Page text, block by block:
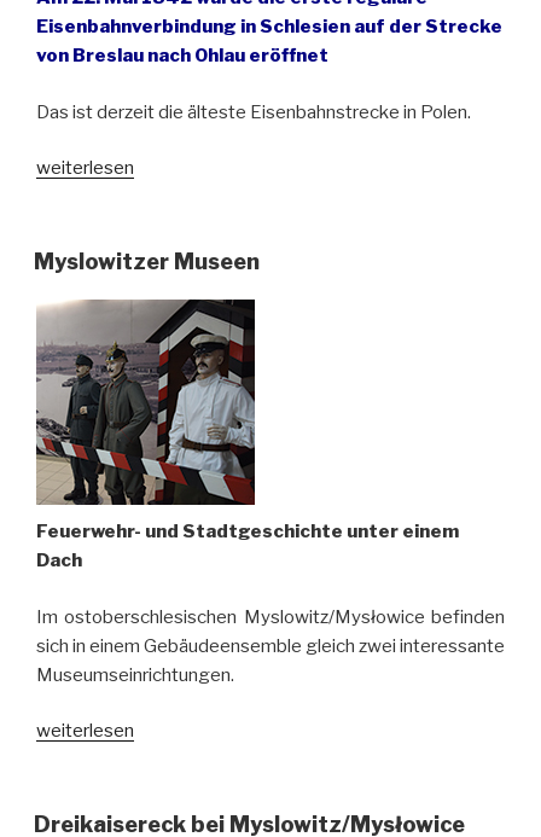
Eisenbahnverbindung in Schlesien auf der Strecke
von Breslau nach Ohlau eröffnet
Das ist derzeit die älteste Eisenbahnstrecke in Polen.
„Vor
nahm
erste
Eisenbahn
in
Schlesien
ihren
Betrieb
auf“
weiterlesen
Myslowitzer Museen
Feuerwehr- und Stadtgeschichte unter einem
Dach
Im ostoberschlesischen Myslowitz/Mysłowice befinden
sich in einem Gebäudeensemble gleich zwei interessante
Museumseinrichtungen.
„Myslowitzer
weiterlesen
Dreikaisereck bei Myslowitz/Mysłowice